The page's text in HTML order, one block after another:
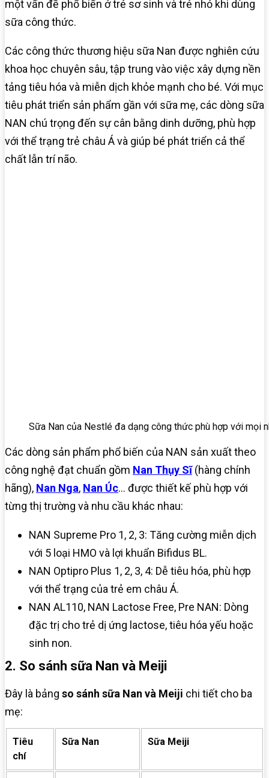
một vấn đề phổ biến ở trẻ sơ sinh và trẻ nhỏ khi dùng
sữa công thức.
Các công thức thương hiệu sữa Nan được nghiên cứu
khoa học chuyên sâu, tập trung vào việc xây dựng nền
tảng tiêu hóa và miễn dịch khỏe mạnh cho bé. Với mục
tiêu phát triển sản phẩm gần với sữa mẹ, các dòng sữa
NAN chú trọng đến sự cân bằng dinh dưỡng, phù hợp
với thể trạng trẻ châu Á và giúp bé phát triển cả thể
chất lẫn trí não.
Sữa Nan của Nestlé đa dạng công thức phù hợp với mọi
Các dòng sản phẩm phổ biến của NAN sản xuất theo
công nghệ đạt chuẩn gồm Nan Thụy Sĩ(hàng chính
hãng), Nan Nga, Nan Úc… được thiết kế phù hợp với
từng thị trường và nhu cầu khác nhau:
NAN Supreme Pro 1, 2, 3: Tăng cường miễn dịch
với 5 loại HMO và lợi khuẩn Bifidus BL.
NAN Optipro Plus 1, 2, 3, 4: Dễ tiêu hóa, phù hợp
với thể trạng của trẻ em châu Á.
NAN AL110, NAN Lactose Free, Pre NAN: Dòng
đặc trị cho trẻ dị ứng lactose, tiêu hóa yếu hoặc
sinh non.
2. So sánh sữa Nan và Meiji
Đây là bảng so sánh sữa Nan và Meiji chi tiết cho ba
mẹ:
Tiêu
chí
Sữa Nan Sữa Meiji